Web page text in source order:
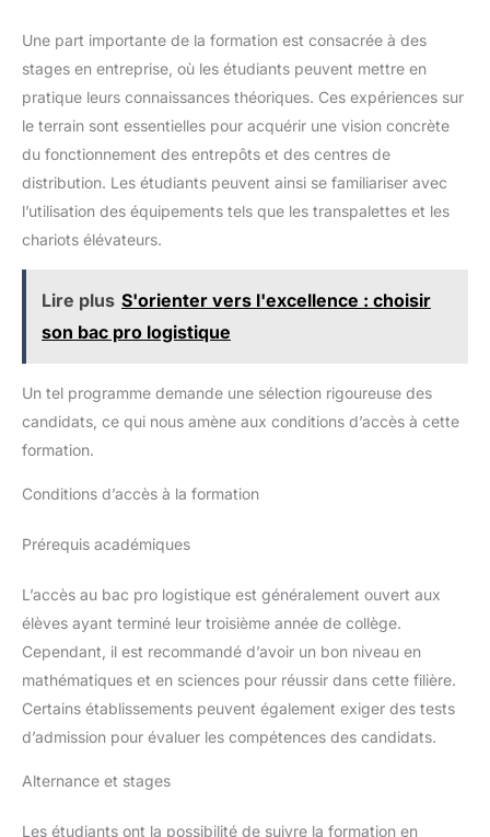
Une part importante de la formation est consacrée à des
stages en entreprise, où les étudiants peuvent mettre en
pratique leurs connaissances théoriques. Ces expériences sur
le terrain sont essentielles pour acquérir une vision concrète
du fonctionnement des entrepôts et des centres de
distribution. Les étudiants peuvent ainsi se familiariser avec
l’utilisation des équipements tels que les transpalettes et les
chariots élévateurs.
Lire plus S'orienter vers l'excellence : choisir
son bac pro logistique
Un tel programme demande une sélection rigoureuse des
candidats, ce qui nous amène aux conditions d’accès à cette
formation.
Conditions d’accès à la formation
Prérequis académiques
L’accès au bac pro logistique est généralement ouvert aux
élèves ayant terminé leur troisième année de collège.
Cependant, il est recommandé d’avoir un bon niveau en
mathématiques et en sciences pour réussir dans cette filière.
Certains établissements peuvent également exiger des tests
d’admission pour évaluer les compétences des candidats.
Alternance et stages
Les étudiants ont la possibilité de suivre la formation en